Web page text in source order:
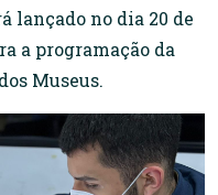
lançado no dia 20 de
a programação da
Museus.